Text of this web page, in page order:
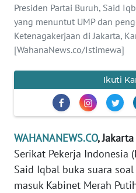
Presiden Partai Buruh, Said
yang menuntut UMP dan
Ketenagakerjaan di Jakarta,
[WahanaNews.co/Istimewa]
Ikuti
WAHANANEWS.CO,
Serikat Pekerja Indonesia
Said Iqbal buka suara
masuk Kabinet Merah
PENDIDIKAN
OLAHRAGA
EDITORIAL
Informasi
INDEKS
BERITA